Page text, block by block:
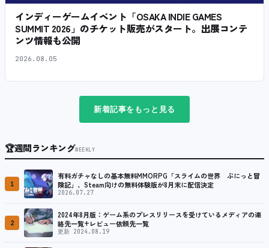
インディーゲームイベント「OSAKA INDIE GAMES
SUMMIT 2026」のチケット販売がスタート。出展コンテ
ンツ情報も公開
2026.08.05
新着記事をもっと見る
🏆週間ランキングWEEKLY
1
有料ガチャなしの基本無料MMORPG「スライムの世界 ぷにっと冒
険記」、Steam向けの無料体験版が8月末に配信決定
2026.07.27
2
2024年8月版：ゲーム系のプレスリリースを受けているメディアの連
絡先一覧+レビュー依頼先一覧
更新 2024.08.19